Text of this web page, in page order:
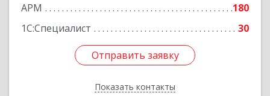
АРМ
180
1С:Специалист
30
Отправить заявку
Показать контакты
Отправить заявку
Назад